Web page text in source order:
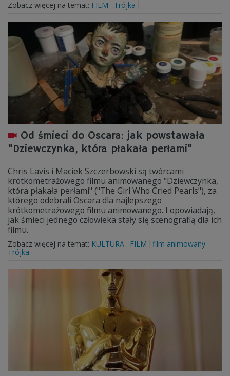
Zobacz więcej na temat: FILM Trójka
Od śmieci do Oscara: jak powstawała
"Dziewczynka, która płakała perłami"
Chris Lavis i Maciek Szczerbowski są twórcami
krótkometrażowego filmu animowanego "Dziewczynka,
która płakała perłami" ("The Girl Who Cried Pearls"), za
którego odebrali Oscara dla najlepszego
krótkometrażowego filmu animowanego. I opowiadają,
jak śmieci jednego człowieka stały się scenografią dla ich
filmu.
Zobacz więcej na temat: KULTURA FILM
film animowany
Trójka